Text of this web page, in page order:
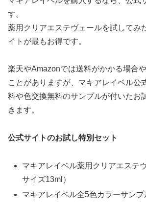
す。
薬用クリアエステヴェールを試してみ
イトが最もお得です。
楽天やAmazonでは送料がかかる場合
ことがありますが、マキアレイベル公
料や色交換無料のサンプルが付いたお
きます。
公式サイトのお試し特別セット
マキアレイベル薬用クリアエステ
サイズ13ml）
マキアレイベル全5色カラーサンプ